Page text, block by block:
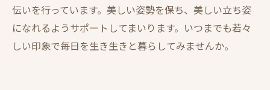
伝いを行っています。美しい姿勢を保ち、美しい立ち姿
になれるようサポートしてまいります。いつまでも若々
しい印象で毎日を生き生きと暮らしてみませんか。